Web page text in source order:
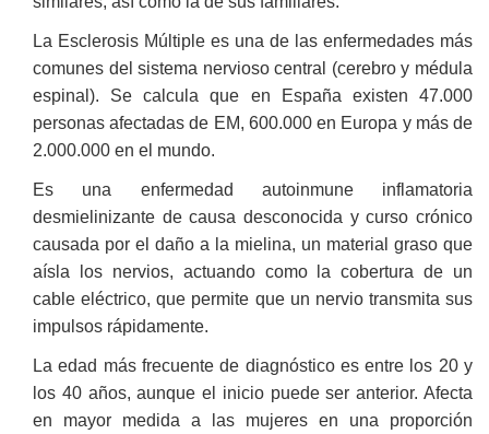
La Esclerosis Múltiple es una de las enfermedades más
comunes del sistema nervioso central (cerebro y médula
espinal). Se calcula que en España existen 47.000
personas afectadas de EM, 600.000 en Europa y más de
2.000.000 en el mundo.
Es una enfermedad autoinmune inflamatoria
desmielinizante de causa desconocida y curso crónico
causada por el daño a la mielina, un material graso que
aísla los nervios, actuando como la cobertura de un
cable eléctrico, que permite que un nervio transmita sus
impulsos rápidamente.
La edad más frecuente de diagnóstico es entre los 20 y
los 40 años, aunque el inicio puede ser anterior. Afecta
en mayor medida a las mujeres en una proporción